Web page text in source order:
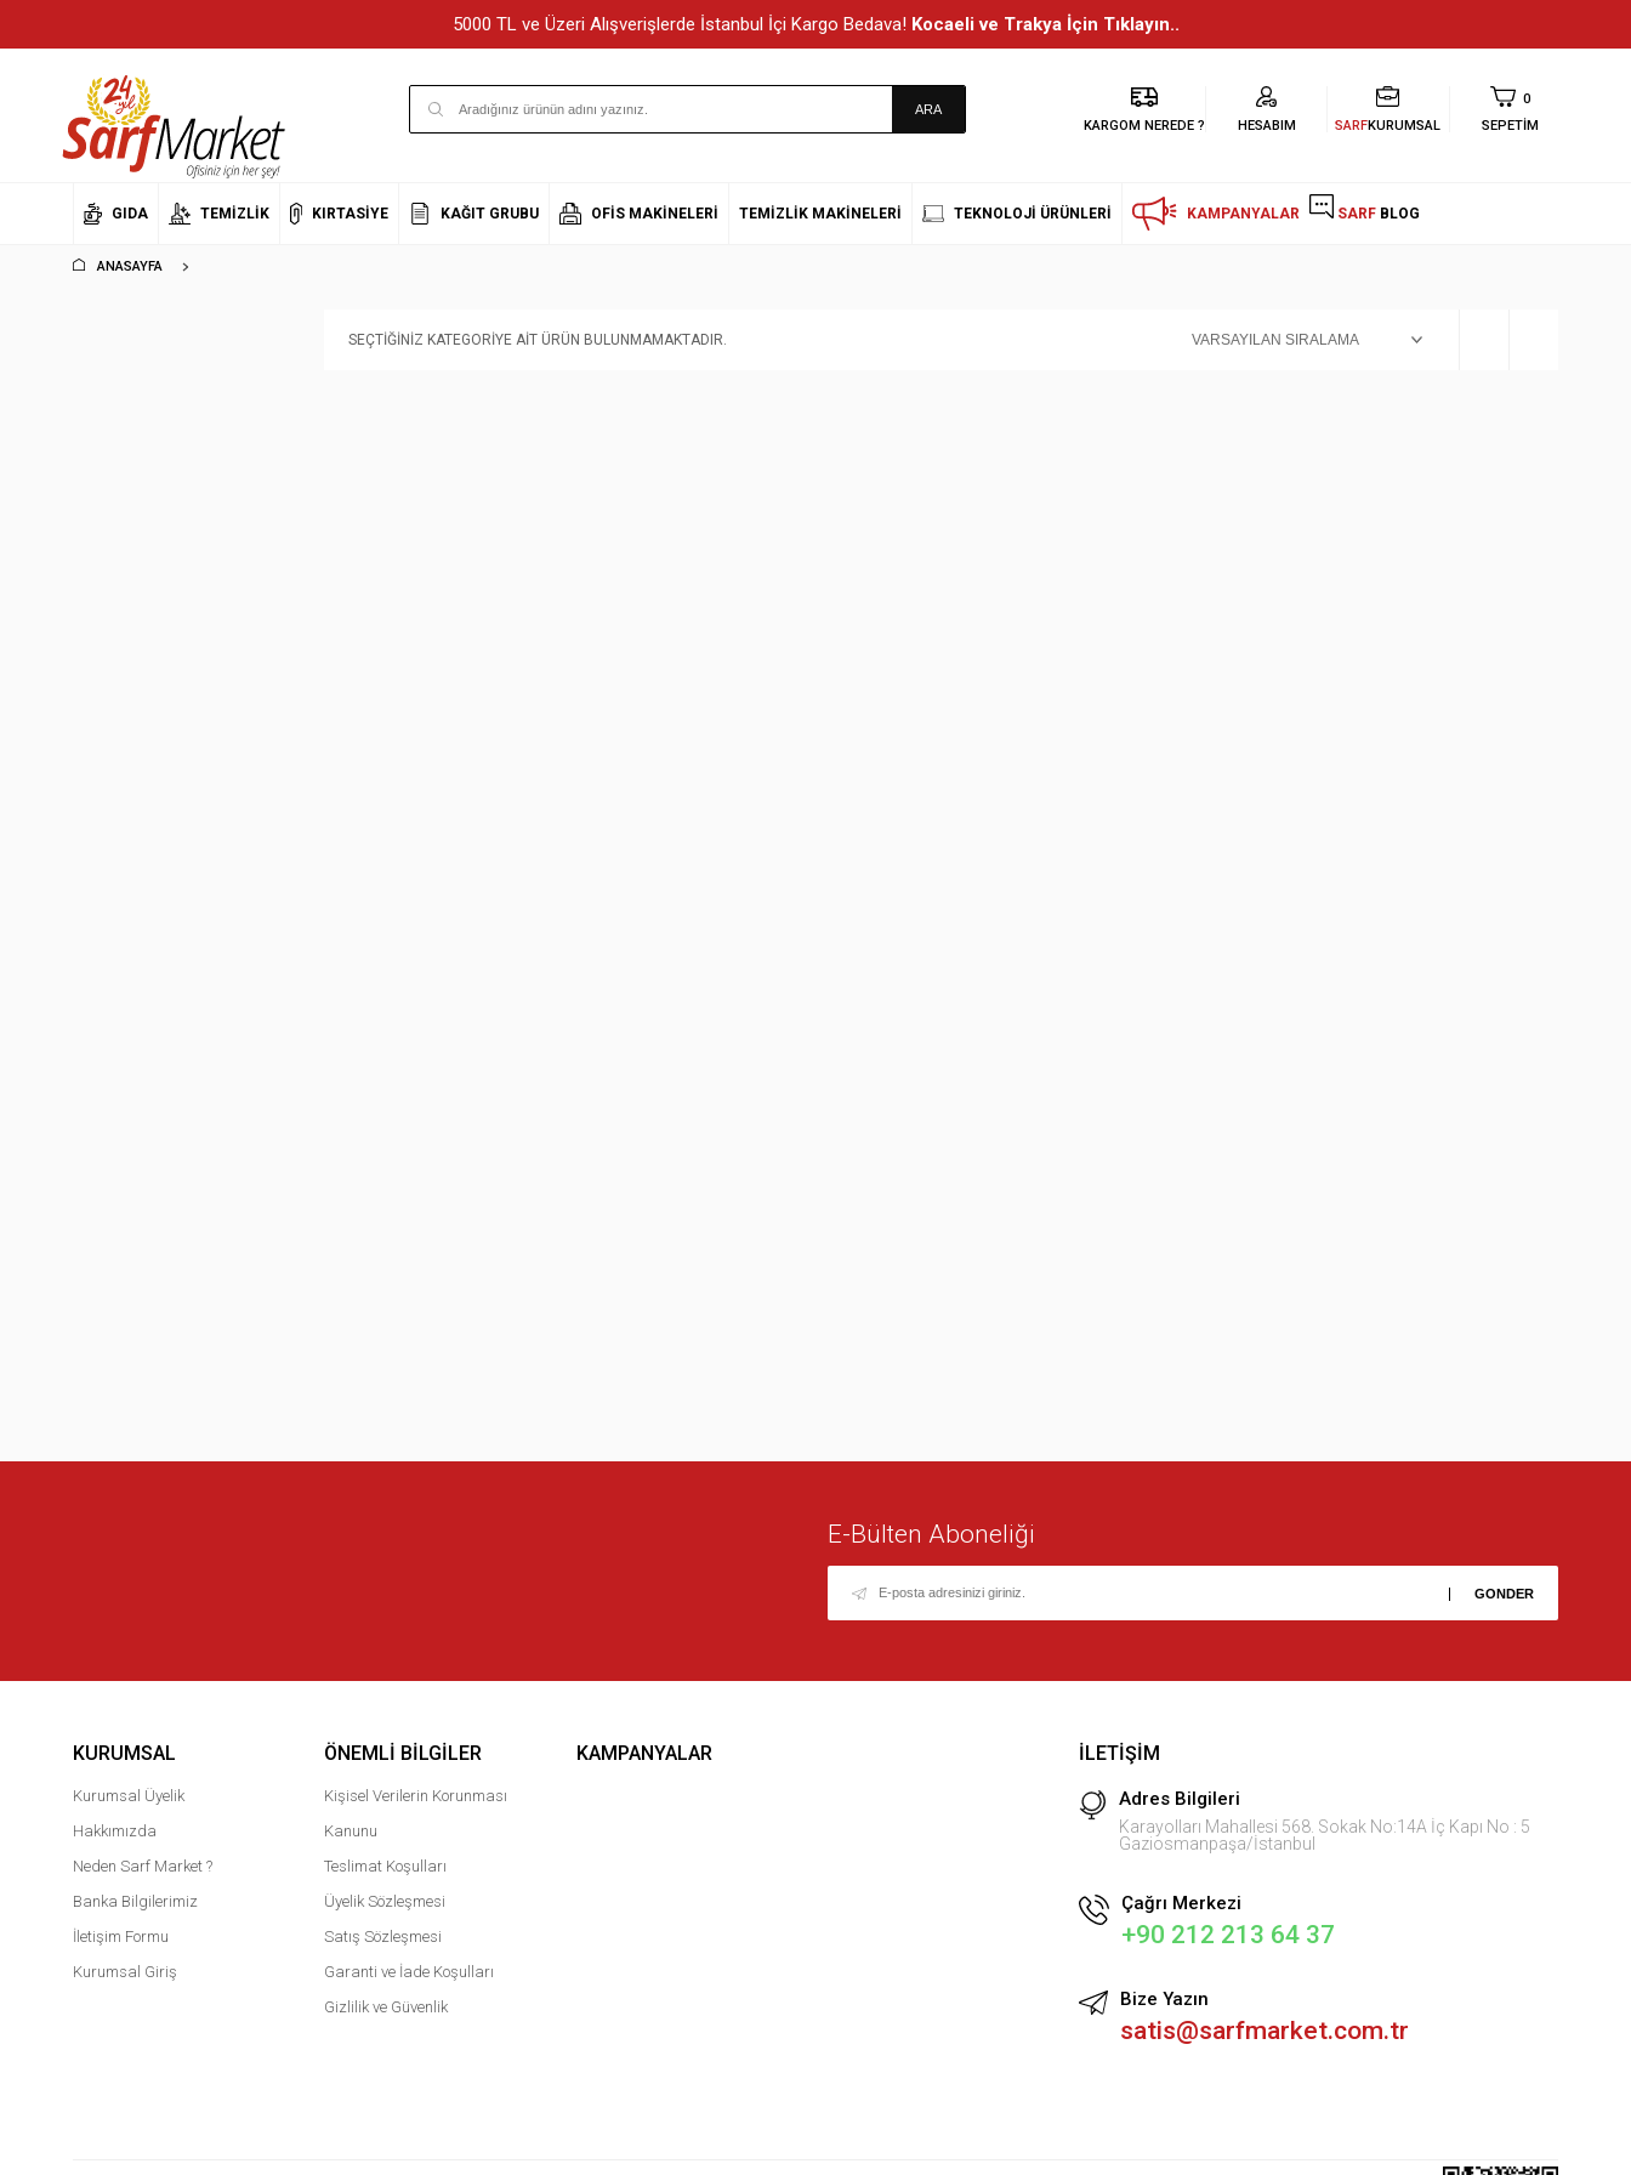
5000 TL ve Üzeri Alışverişlerde İstanbul İçi Kargo Bedava! Kocaeli ve Trakya İçin Tıklayın..
KARGOM NEREDE ? HESABIM SARFKURUMSAL
0
SEPETIM
GIDA TEMIZLIK KIRTASIYE KAĞIT GRUBU OFIS MAKINELERI TEMIZLIK MAKINELERI TEKNOLOJI ÜRÜNLERI KAMPANYALAR SARF BLOG
ANASAYFA
SEÇTIĞINIZ KATEGORIYE AIT ÜRÜN BULUNMAMAKTADIR.
E-Bülten Aboneliği
KURUMSAL
Kurumsal Üyelik
Hakkımızda
Neden Sarf Market ?
Banka Bilgilerimiz
İletişim Formu
Kurumsal Giriş
ÖNEMLI BILGILER
Kişisel Verilerin Korunması
Kanunu
Teslimat Koşulları
Üyelik Sözleşmesi
Satış Sözleşmesi
Garanti ve İade Koşulları
Gizlilik ve Güvenlik
KAMPANYALAR İLETIŞIM
Adres Bilgileri
Karayolları Mahallesi 568. Sokak No:14A İç Kapı No : 5
Gaziosmanpaşa/İstanbul
Çağrı Merkezi
+90 212 213 64 37
Bize Yazın
satis@sarfmarket.com.tr